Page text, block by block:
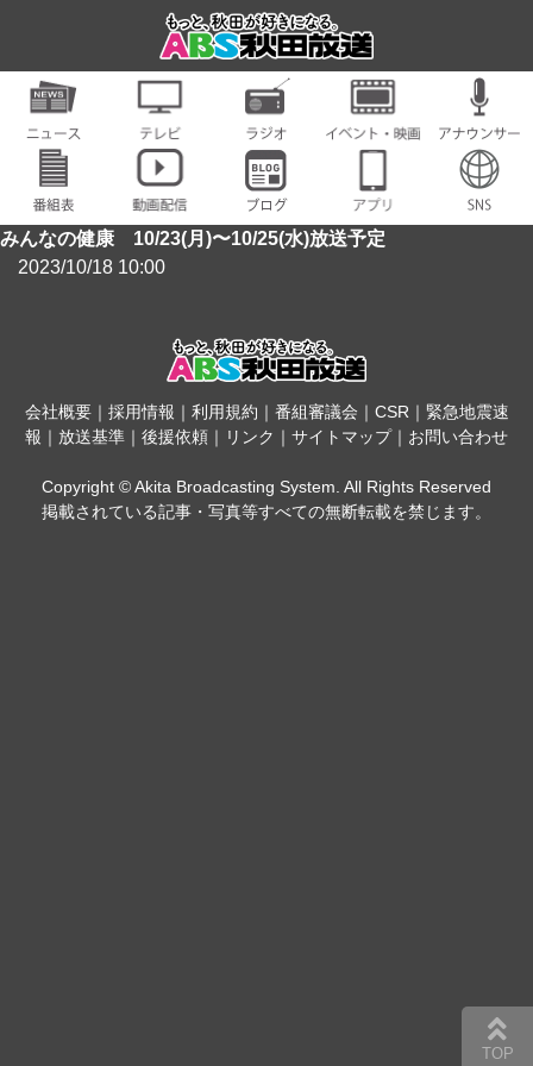
みんなの健康 10/23(月)〜10/25(水)放送予定
2023/10/18 10:00
会社概要｜ 採用情報 ｜ 利用規約 ｜ 番組審議会 ｜ CSR｜ 緊急地震速
報 ｜ 放送基準 ｜ 後援依頼 ｜ リンク ｜ サイトマップ｜ お問い合わせ
Copyright © Akita Broadcasting System. All Rights Reserved
掲載されている記事・写真等すべての無断転載を禁じます。